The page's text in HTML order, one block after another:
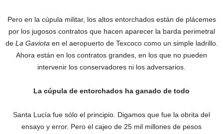
Pero en la cúpula militar, los altos entorchados están de plácemes
por los jugosos contratos que hacen aparecer la barda perimetral
de La Gaviota en el aeropuerto de Texcoco como un simple ladrillo.
Ahora están en los contratos grandes, en los que no pueden
intervenir los conservadores ni los adversarios.
La cúpula de entorchados ha ganado de todo
Santa Lucía fue sólo el principio. Digamos que fue la obrita del
ensayo y error. Pero el cajeo de 25 mil millones de pesos